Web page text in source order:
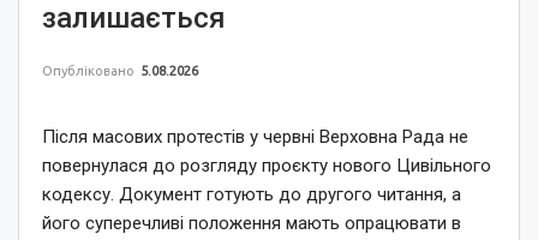
залишається
Опубліковано 5.08.2026
Після масових протестів у червні Верховна Рада не
повернулася до розгляду проєкту нового Цивільного
кодексу. Документ готують до другого читання, а
його суперечливі положення мають опрацювати в